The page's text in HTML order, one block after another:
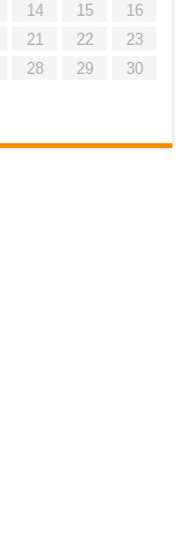
14 15
16
21 22
23
28 29
30